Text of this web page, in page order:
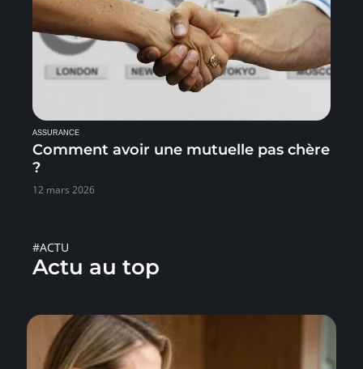
ASSURANCE
Comment avoir une mutuelle pas chère
?
12 mars 2026
#ACTU
Actu au top